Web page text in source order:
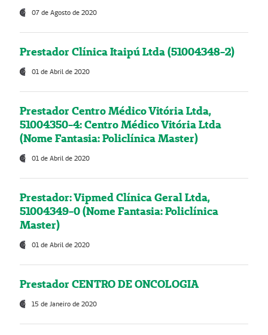
07 de Agosto de 2020
Prestador Clínica Itaipú Ltda (51004348-2)
01 de Abril de 2020
Prestador Centro Médico Vitória Ltda,
51004350-4: Centro Médico Vitória Ltda
(Nome Fantasia: Policlínica Master)
01 de Abril de 2020
Prestador: Vipmed Clínica Geral Ltda,
51004349-0 (Nome Fantasia: Policlínica
Master)
01 de Abril de 2020
Prestador CENTRO DE ONCOLOGIA
15 de Janeiro de 2020